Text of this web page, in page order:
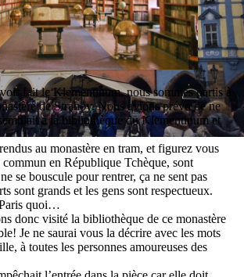
fait le Klementinum, nous sommes partis à
de Strahov. Nous avions prévu de ne
à la bibliothèque du Klementinum et
au monastère en tram, et figurez vous
commun en République Tchèque, sont
se bouscule pour rentrer, ça ne sent pas
sont grands et les gens sont respectueux.
quoi…
donc visité la bibliothèque de ce monastère
Je ne saurai vous la décrire avec les mots
à toutes les personnes amoureuses des